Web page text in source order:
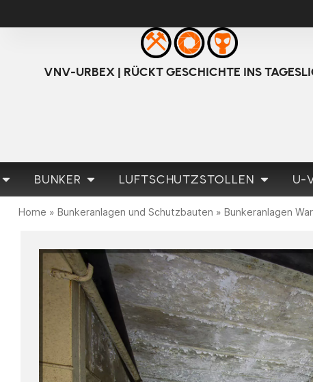
VNV-URBEX | RÜCKT GESCHICHTE INS
BUNKER LUFTSCHUTZSTOLLEN U-
Home » Bunkeranlagen und Schutzbauten » Bunkeranlagen